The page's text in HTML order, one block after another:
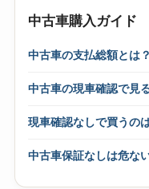
中古車購入ガイド
中古車の支払総額とは？
中古車の現車確認で見
現車確認なしで買うの
中古車保証なしは危な